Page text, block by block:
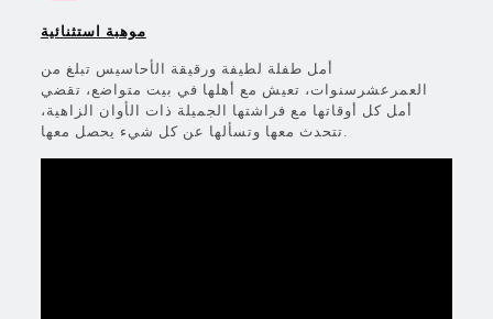
موهبة استثنائية
أمل طفلة لطيفة ورقيقة الأحاسيس تبلغ من
العمرعشرسنوات، تعيش مع أهلها في بيت متواضع، تقضي
أمل كل أوقاتها مع فراشتها الجميلة ذات الأوان الزاهية،
تتحدث معها وتسألها عن كل شيء يحصل معها.